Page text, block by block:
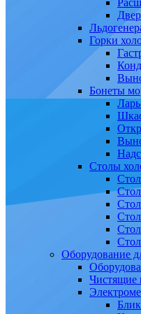
Горки
Бонеты
Столы
Оборудование
Чистящие